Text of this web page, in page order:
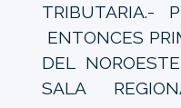
TRIBUTARIA.-
ENTONCES
DEL
SALA